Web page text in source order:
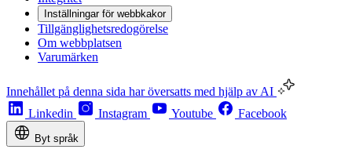
Inställningar för webbkakor
Tillgänglighetsredogörelse
Om webbplatsen
Varumärken
Innehållet på denna sida har översatts med hjälp av AI
Linkedin
Instagram Youtube Facebook
Byt språk